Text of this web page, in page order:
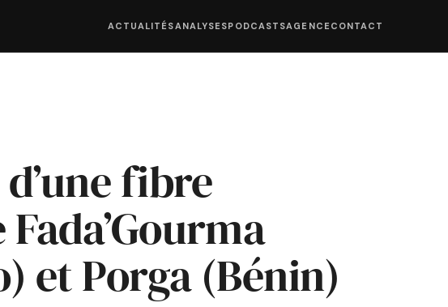
ACTUALITÉSANALYSESPODCASTSAGENCE CONTACT
fibre
et Porga (Bénin)